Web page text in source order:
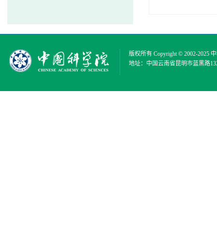
版权所有 Copyright © 2002-2025
地址：中国云南省昆明市蓝黑路